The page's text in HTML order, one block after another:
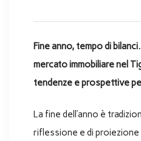
Fine anno, tempo di
mercato immobiliare nel
tendenze e prospettive
La fine dell’anno è
riflessione e di